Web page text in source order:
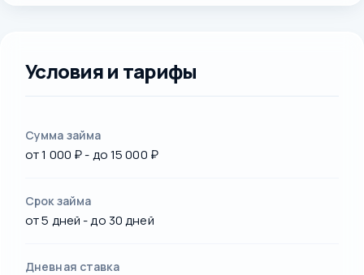
Условия и тарифы
Сумма займа
от 1 000 ₽ - до 15 000 ₽
Срок займа
от 5 дней - до 30 дней
Дневная ставка